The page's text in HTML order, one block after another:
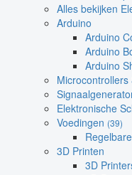
Alles bekijken
Arduino
Arduino
Arduino
Arduino
Elektronische
Voedingen (39)
3D Printen
3D